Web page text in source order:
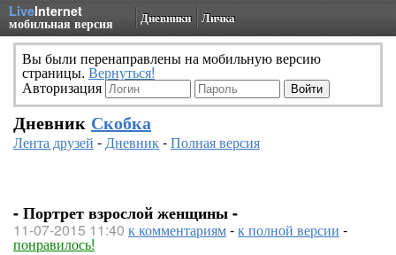
LiveInternet
мобильная версия Дневники Личка
Вы были перенаправлены на мобильную версию
страницы. Вернуться!
Авторизация
Дневник Скобка
Лента друзей -Дневник-Полная версия
- Портрет взрослой женщины -
11-07-2015 11:40 к комментариям-к полной версии -
понравилось!